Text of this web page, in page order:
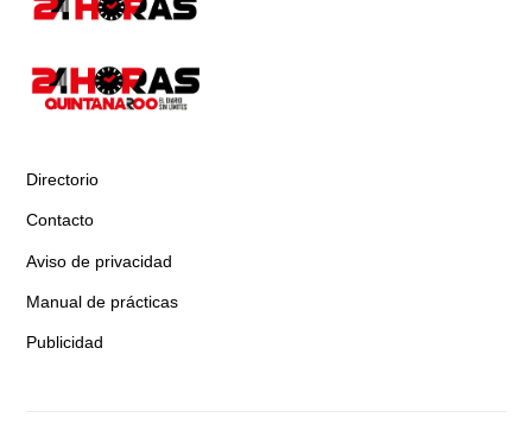
Directorio
Contacto
Aviso de privacidad
Manual de prácticas
Publicidad